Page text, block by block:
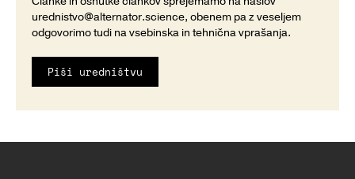
urednistvo@alternator.science, obenem pa z veseljem
odgovorimo tudi na vsebinska in tehnična vprašanja.
Piši uredništvu